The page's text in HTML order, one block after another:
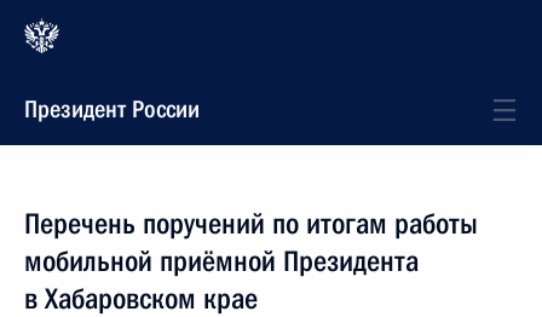
Президент России
Перечень поручений по итогам работы
мобильной приёмной Президента
в Хабаровском крае